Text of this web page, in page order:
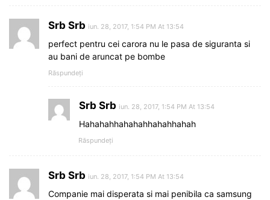
Srb Srb iun. 28, 2017, 1:54 PM At 13:54
perfect pentru cei carora nu le pasa de siguranta si
au bani de aruncat pe bombe
Răspundeți
Srb Srb iun. 28, 2017, 1:54 PM At 13:54
Hahahahhahahahhahahhahah
Răspundeți
Srb Srb iun. 28, 2017, 1:54 PM At 13:54
Companie mai disperata si mai penibila ca samsung